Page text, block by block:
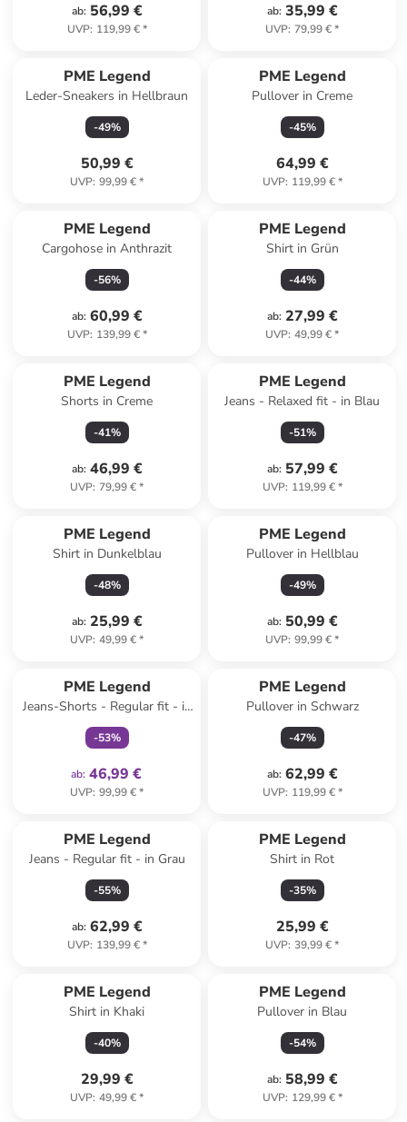
ab: 56,99 €
UVP: 119,99 €*
ab: 35,99 €
UVP: 79,99 €*
PME Legend
Leder-Sneakers in Hellbraun
-49%
50,99 €
UVP: 99,99 €*
PME Legend
Pullover in Creme
-45%
64,99 €
UVP: 119,99 €*
PME Legend
Cargohose in Anthrazit
-56%
ab: 60,99 €
UVP: 139,99 €*
PME Legend
Shirt in Grün
-44%
ab: 27,99 €
UVP: 49,99 €*
PME Legend
Shorts in Creme
-41%
ab: 46,99 €
UVP: 79,99 €*
PME Legend
Jeans - Relaxed fit - in Blau
-51%
ab: 57,99 €
UVP: 119,99 €*
PME Legend
Shirt in Dunkelblau
-48%
ab: 25,99 €
UVP: 49,99 €*
PME Legend
Pullover in Hellblau
-49%
ab: 50,99 €
UVP: 99,99 €*
PME Legend
Jeans-Shorts - Regular fit - in
Grau
-53%
ab: 46,99 €
UVP: 99,99 €*
PME Legend
Pullover in Schwarz
-47%
ab: 62,99 €
UVP: 119,99 €*
PME Legend
Jeans - Regular fit - in Grau
-55%
ab: 62,99 €
UVP: 139,99 €*
PME Legend
Shirt in Rot
-35%
25,99 €
UVP: 39,99 €*
PME Legend
Shirt in Khaki
-40%
29,99 €
UVP: 49,99 €*
PME Legend
Pullover in Blau
-54%
ab: 58,99 €
UVP: 129,99 €*